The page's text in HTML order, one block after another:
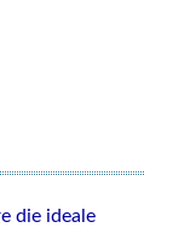
die ideale